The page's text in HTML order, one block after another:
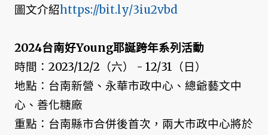
圖文介紹https://bit.ly/3iu2vbd
2024台南好Young耶誕跨年系列活動
時間：2023/12/2（六） - 12/31（日）
地點：台南新營、永華市政中心、總爺藝文中
心、善化糖廠
重點：台南縣市合併後首次，兩大市政中心將於